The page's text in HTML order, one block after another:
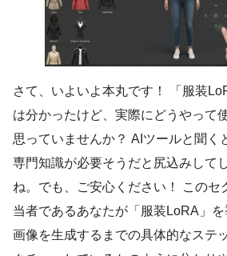
さて、いよいよ本丸です！ 「服装
は分かったけど、実際にどうやって
思っていませんか？ AIツールと聞く
専門知識が必要そうだと尻込みして
ね。でも、ご安心ください！ このセ
当者であるあなたが「服装LoRA」
画像を生成するまでの具体的なステ